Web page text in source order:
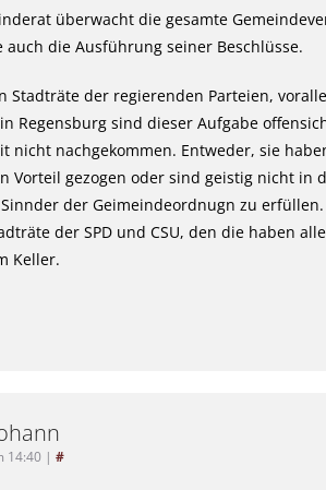
überwacht die gesamte
auch die Ausführung seiner Beschlüsse.
Stadträte der regierenden Parteien,
Regensburg sind dieser Aufgabe
nicht nachgekommen. Entweder, sie
Vorteil gezogen oder sind geistig nicht in
der Geimeindeordnugn zu
der SPD und CSU, den die haben
Keller.
14:40 | #